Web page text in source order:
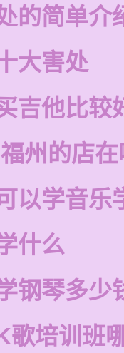
的简单介
大害处
吉他比较
州的店
以学音乐
什么
钢琴多少
歌培训班